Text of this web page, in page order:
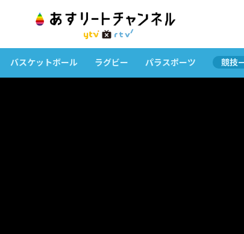
バスケットボール ラグビー パラスポーツ 競技